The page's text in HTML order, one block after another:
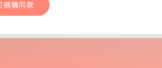
選購同款
兩色粉｜dH精選乳膠漆